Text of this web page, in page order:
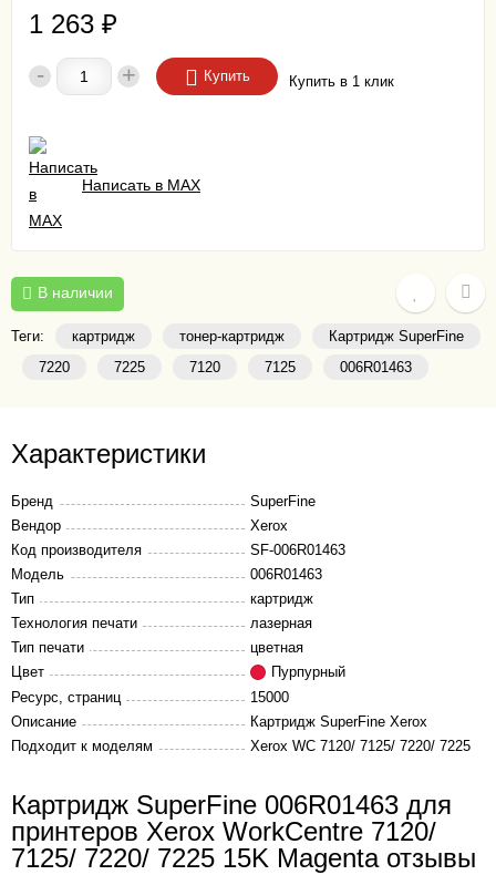
1 263 ₽
- + Купить Купить в 1 клик
Написать в MAX
В наличии
Теги: картридж тонер-картридж
Картридж SuperFine
7220
7225 7120 7125 006R01463
Характеристики
Бренд
SuperFine
Вендор
Xerox
Код производителя
SF-006R01463
Модель
006R01463
Тип
картридж
Технология печати
лазерная
Тип печати
цветная
Цвет
Пурпурный
Ресурс, страниц
15000
Описание
Картридж SuperFine Xerox
Подходит к моделям
Xerox WC 7120/ 7125/ 7220/ 7225
Картридж SuperFine 006R01463 для
принтеров Xerox WorkCentre 7120/
7125/ 7220/ 7225 15K Magenta отзывы